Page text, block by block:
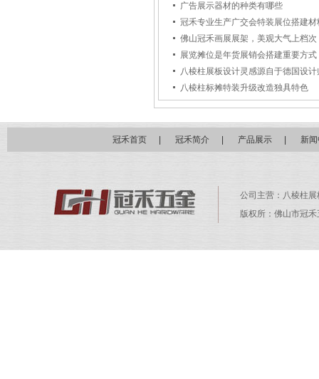
广告展示器材的种类有哪些
冠禾专业生产广交会特装展位搭建材
佛山冠禾画展展架，美观大气上档次
展览摊位是年货展销会搭建重要方式
八棱柱展板设计灵感源自于德国设计
八棱柱标摊特装升级改造独具特色
冠禾首页 冠禾简介 产品展示 新
公司主营： 八棱柱展
版权所：佛山市冠